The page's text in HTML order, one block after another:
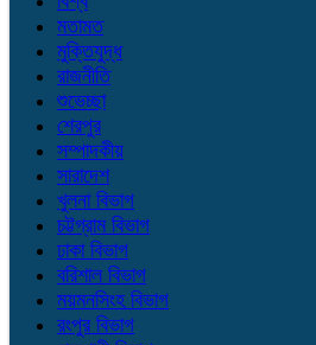
মতামত
মুক্তিযুদ্ধ
রাজনীতি
শুভেচ্ছা
শেরপুর
সম্পাদকীয়
সারাদেশ
খুলনা বিভাগ
চট্টগ্রাম বিভাগ
ঢাকা বিভাগ
বরিশাল বিভাগ
ময়মনসিংহ বিভাগ
রংপুর বিভাগ